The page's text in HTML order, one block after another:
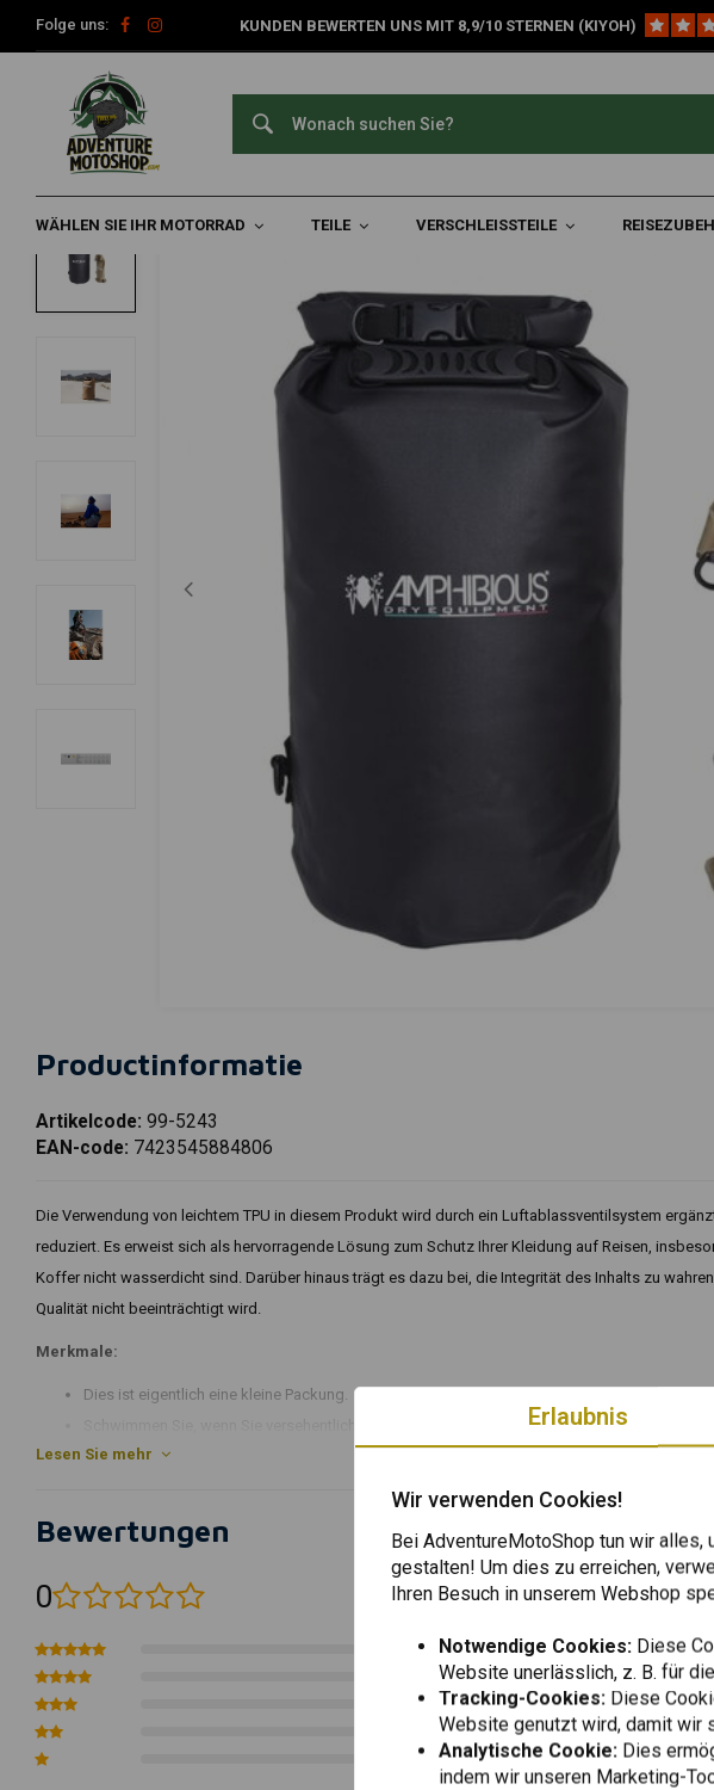
Folge uns: KUNDEN BEWERTEN UNS MIT 8,9/10 STERNEN (KIYOH)
WÄHLEN SIE IHR MOTORRAD TEILE VERSCHLEISSTEILE
Home Reisezubehör Motorradgepäck Andere Taschen Tube Light Evo Tasche 3
AMPHIBIOUS
Tube Light Evo Tasche 3 L | (Wähle Eine Farbe)
0/5 (0 reviews)
Productinformatie
Artikelcode: 99-5243
EAN-code: 7423545884806
Die Verwendung von leichtem TPU in diesem Produkt wird durch ein Luftablassventilsystem
reduziert. Es erweist sich als hervorragende Lösung zum Schutz Ihrer Kleidung auf Reisen,
Koffer nicht wasserdicht sind. Darüber hinaus trägt es dazu bei, die Integrität des Inhalts zu
Qualität nicht beeinträchtigt wird.
Merkmale:
Dies ist eigentlich eine kleine Packung.
Schnellverschlusssystem: Top für bis zu 3 Liter.
PVC-Tragegriff oben zum einfachen Transport von 3 Litern.
Der wendbare Schultergurt kann bis zu 60 Pfund tragen und entweder auf der rechten oder
600D TPU HD-Material sorgt für einen strapazierfähigen Boden.
Download Handbuch
Lesen Sie mehr
Bewertungen
0 (0 reviews)
0
0
0
0
0
Fügen Sie
Erlaubnis
Wir verwenden Cookies!
Bei AdventureMotoShop tun wir
gestalten! Um dies zu erreichen,
Ihren Besuch in unserem Webshop
Notwendige Cookies: Diese
Website unerlässlich, z. B. für
Tracking-Cookies: Diese
Website genutzt wird, damit wir
Analytische Cookie: Dies
indem wir unseren Marketing-